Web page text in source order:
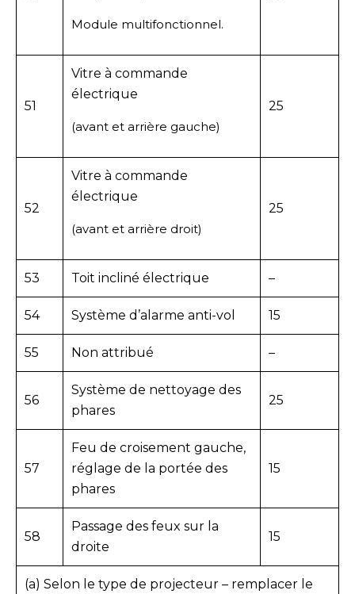
Module multifonctionnel.
51
Vitre à commande
électrique
(avant et arrière gauche)
25
52
Vitre à commande
électrique
(avant et arrière droit)
25
53 Toit incliné électrique –
54 Système d’alarme anti-vol 15
55 Non attribué –
56
Système de nettoyage des
phares
25
57
Feu de croisement gauche,
réglage de la portée des
phares
15
58
Passage des feux sur la
droite
15
(a) Selon le type de projecteur – remplacer le